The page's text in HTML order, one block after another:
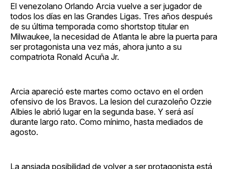
El venezolano Orlando Arcia vuelve a ser jugador de
todos los días en las Grandes Ligas. Tres años después
de su última temporada como shortstop titular en
Milwaukee, la necesidad de Atlanta le abre la puerta para
ser protagonista una vez más, ahora junto a su
compatriota Ronald Acuña Jr.
Arcia apareció este martes como octavo en el orden
ofensivo de los Bravos. La lesion del curazoleño Ozzie
Albies le abrió lugar en la segunda base. Y será así
durante largo rato. Como mínimo, hasta mediados de
agosto.
La ansiada posibilidad de volver a ser protagonista está